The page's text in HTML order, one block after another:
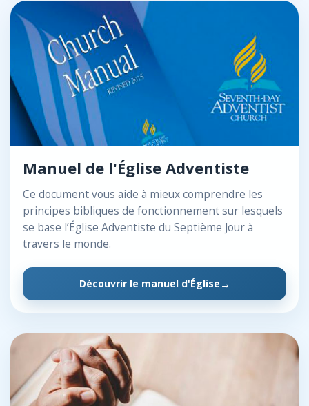
Manuel de l'Église Adventiste
Ce document vous aide à mieux comprendre les
principes bibliques de fonctionnement sur lesquels
se base l’Église Adventiste du Septième Jour à
travers le monde.
Découvrir le manuel d'Église